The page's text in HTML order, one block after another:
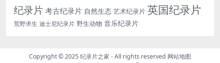
纪录片考古纪录片 自然生态 艺术纪录片 英国纪录片
荒野求生 迪士尼纪录片 野生动物 音乐纪录片
Copyright © 2025纪录片之家 - All rights reserved 网站地图